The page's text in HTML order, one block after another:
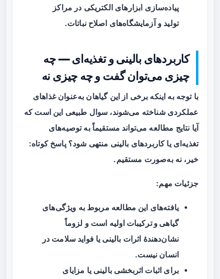
پیاده‌سازی ابزارهای الکتریکی در مراکز
تولید و آزمایشگاه‌های اصلاح نباتات.
کاربردهای بالینی و تغذیه‌ای — چه
چیزی می‌توان گفت و چه چیزی نه
با توجه به اینکه برخی از این گیاهان به‌عنوانغذاهای
عملکردی شناخته می‌شوند، سوال طبیعی این است که
آیا نتایج مطالعه می‌تواند مستقیماً به توصیه‌های
تغذیه‌ای یا کاربردهای بالینی منتهی شود؟ پاسخ کوتاه:
خیر، نه به‌صورت مستقیم.
جزئیات مهم:
یافته‌های این مطالعه مربوط به ویژگی‌های
گیاهی و ترکیبات اولیه است و لزوماً
نشان‌دهندهٔ اثرات بالینی یا فواید سلامت در
انسان نیست.
برای اثبات اثربخشی بالینی یا مزایای